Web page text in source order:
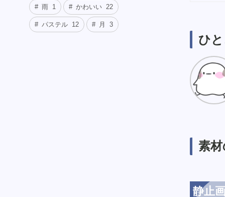
ひ
素
静止
雨 1 かわいい 22
パステル 12 月 3